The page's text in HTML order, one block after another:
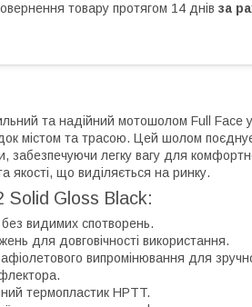
товару протягом 14 днів за
та надійний мотошолом Full Face
містом та трасою. Цей шолом
забезпечуючи легку вагу для
якості, що виділяється на ринку.
Solid Gloss Black:
видимих спотворень.
для довговічності використання.
випромінювання для
термопластик HPTT.